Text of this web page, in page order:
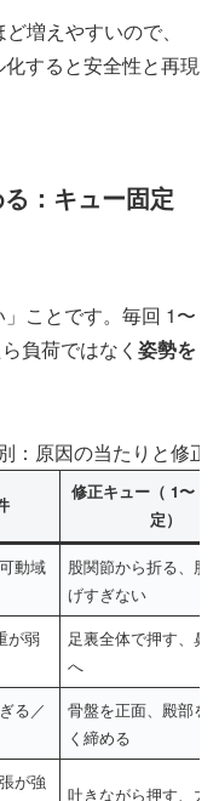
増えやすいので、
化すると安全性と再現
：キュー固定
ことです。毎回 1〜
負荷ではなく 姿勢を
：原因の当たりと修正
修正キュー（ 1〜 2
定）
動域
股関節から折る、肋
げすぎない
が弱
足裏全体で押す、鼻
へ
る／
骨盤を正面、殿部を
く締める
が強
吐きながら押す、力